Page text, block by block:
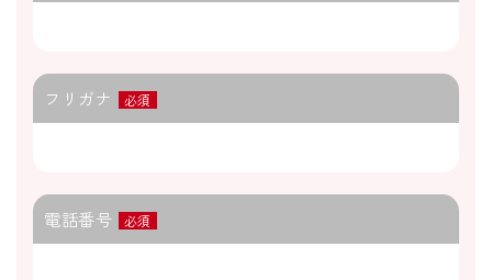
フリガナ 必須
電話番号 必須